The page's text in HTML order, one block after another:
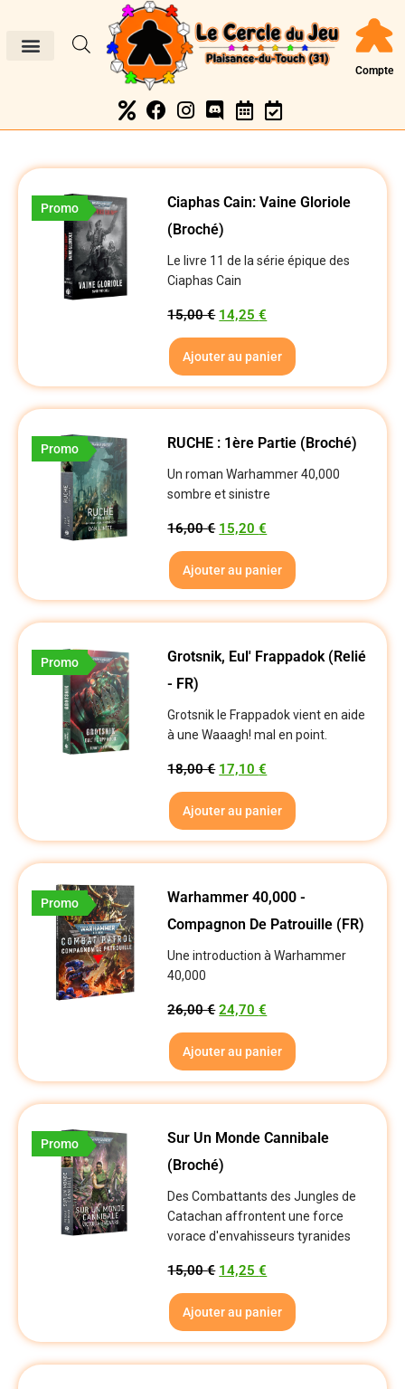
Compte
Promo
Ciaphas Cain: Vaine Gloriole
(Broché)
Le livre 11 de la série épique des
Ciaphas Cain
15,00€ 14,25€
Ajouter au panier
Promo RUCHE : 1ère Partie (Broché)
Un roman Warhammer 40,000
sombre et sinistre
16,00€ 15,20€
Ajouter au panier
Promo
Grotsnik, Eul' Frappadok (relié
- FR)
Grotsnik le Frappadok vient en aide
à une Waaagh! mal en point.
18,00€ 17,10€
Ajouter au panier
Promo
Warhammer 40,000 -
Compagnon De Patrouille (FR)
Une introduction à Warhammer
40,000
26,00€ 24,70€
Ajouter au panier
Promo
Sur Un Monde Cannibale
(Broché)
Des Combattants des Jungles de
Catachan affrontent une force
vorace d'envahisseurs tyranides
15,00€ 14,25€
Ajouter au panier